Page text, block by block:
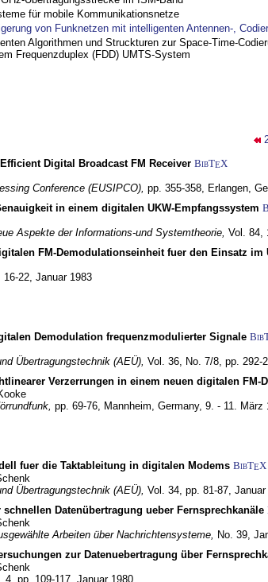
für mobile Kommunikationsnetze
von Funknetzen mit intelligenten Antennen-,
Algorithmen und Struckturen zur Space-Time-
Frequenzduplex (FDD) UMTS-System
Digital Broadcast FM Receiver BibTEX
Conference (EUSIPCO), pp. 355-358, Erlangen,
in einem digitalen UKW-Empfangssystem
Aspekte der Informations-und Systemtheorie, Vol. 84,
FM-Demodulationseinheit fuer den Einsatz im
16-22, Januar 1983
Demodulation frequenzmodulierter Signale
Übertragungstechnik (AEÜ), Vol. 36, No. 7/8, pp. 292-
Verzerrungen in einem neuen digitalen FM-
pp. 69-76, Mannheim, Germany, 9. - 11. März
fuer die Taktableitung in digitalen Modems BibTEX
Übertragungstechnik (AEÜ), Vol. 34, pp. 81-87, Januar
Datenübertragung ueber Fernsprechkanäle
Arbeiten über Nachrichtensysteme, No. 39,
zur Datenuebertragung über
4, pp. 109-117, Januar 1980